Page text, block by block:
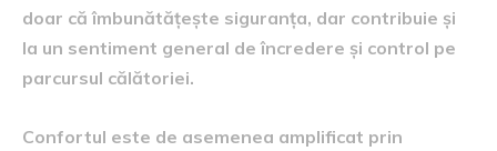
doar că îmbunătățește siguranța, dar contribuie și
la un sentiment general de încredere și control pe
parcursul călătoriei.
Confortul este de asemenea amplificat prin